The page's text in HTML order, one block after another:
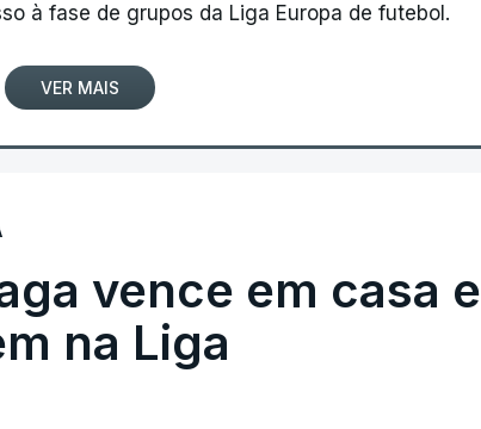
à fase de grupos da Liga Europa de futebol.
VER MAIS
vence em casa e
na Liga